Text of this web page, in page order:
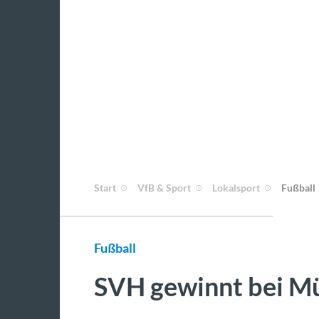
Start VfB & Sport Lokalsport Fußball
Fußball
SVH gewinnt bei